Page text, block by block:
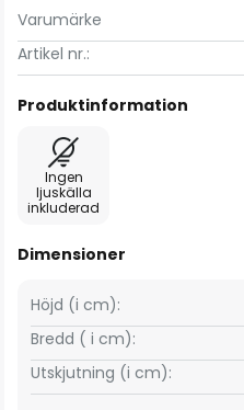
Varumärke
Artikel nr.:
Produktinformation
Ingen
ljuskälla
inkluderad
Dimensioner
Bredd ( i cm):
Höjd (i cm):
Utskjutning (i cm):